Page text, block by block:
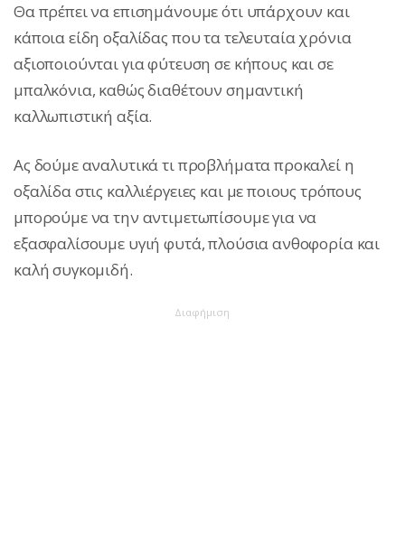
Θα πρέπει να επισημάνουμε ότι υπάρχουν και
κάποια είδη οξαλίδας που τα τελευταία χρόνια
αξιοποιούνται για φύτευση σε κήπους και σε
μπαλκόνια, καθώς διαθέτουν σημαντική
καλλωπιστική αξία.
Ας δούμε αναλυτικά τι προβλήματα προκαλεί η
οξαλίδα στις καλλιέργειες και με ποιους τρόπους
μπορούμε να την αντιμετωπίσουμε για να
εξασφαλίσουμε υγιή φυτά, πλούσια ανθοφορία και
καλή συγκομιδή.
Διαφήμιση